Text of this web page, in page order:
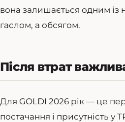
вона залишається одним із
гаслом, а обсягом.
Після втрат
Для GOLDI 2026 рік — це
постачання і присутність